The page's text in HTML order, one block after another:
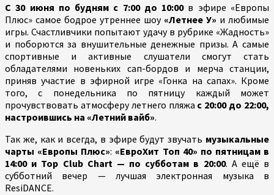
С 30 июня по будням с 7:00 до 10:00в эфире «Европы
Плюс» самое бодрое утреннее шоу «Летнее У» и любимые
игры. Счастливчики попытают удачу в рубрике «Жадность»
и поборются за внушительные денежные призы. А самые
спортивные и активные слушатели смогут стать
обладателями новеньких сап-бордов и мерча станции,
приняв участие в эфирной игре «Гонка на сапах». Кроме
того, с понедельника по пятницу каждый может
прочувствовать атмосферу летнего пляжа с 20:00 до 22:00,
настроившись на «Летний вайб».
Так же, как и всегда, в эфире будут звучать музыкальные
чарты «Европы Плюс»: «ЕвроХит Топ 40» по пятницам в
14:00 и Top Club Chart — по субботам в 20:00. А ещё в
субботний вечер — лучшая электронная музыка в
ResiDANCE.